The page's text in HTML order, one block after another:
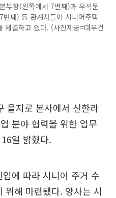
부장(왼쪽에서 7번째)과 우석문
째) 등 관계자들이 시니어주택
체결하고 있다. (사진제공=대우건
을지로 본사에서 신한라
분야 협력을 위한 업무
일 밝혔다.
에 따라 시니어 주거 수
위해 마련됐다. 양사는 시